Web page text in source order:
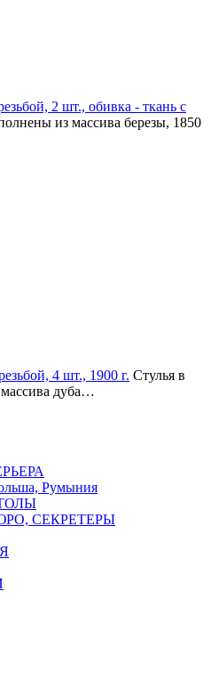
2 шт., обивка - ткань с
из массива березы, 1850
4 шт., 1900 г. Стулья в
дуба…
Румыния
СЕКРЕТЕРЫ